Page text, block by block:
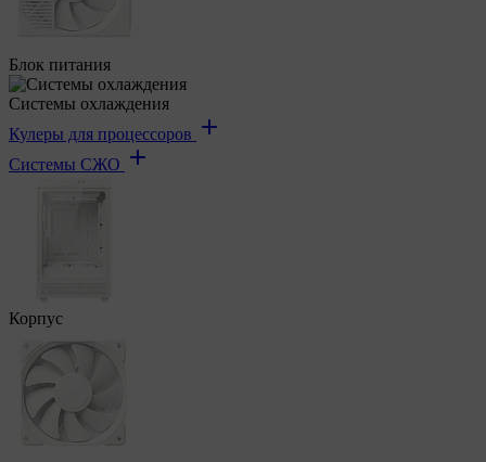
Блок питания
Системы охлаждения
Кулеры для процессоров
Системы СЖО
Корпус